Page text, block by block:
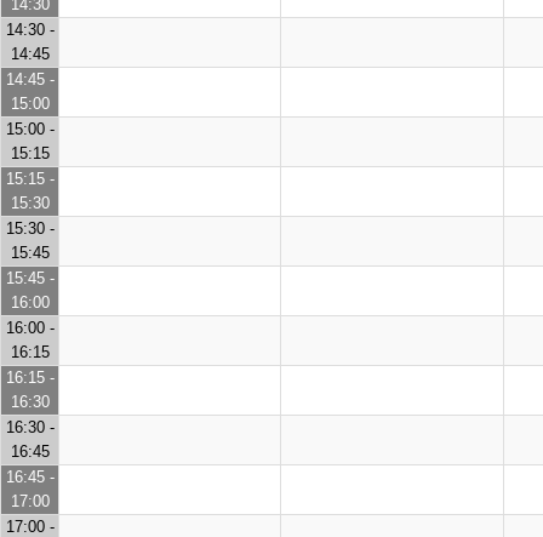
14:30
14:30 -
14:45
14:45 -
15:00
15:00 -
15:15
15:15 -
15:30
15:30 -
15:45
15:45 -
16:00
16:00 -
16:15
16:15 -
16:30
16:30 -
16:45
16:45 -
17:00
17:00 -